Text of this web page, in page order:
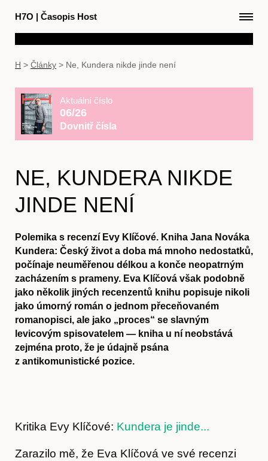
H7O | Časopis Host
H > Články > Ne, Kundera nikde jinde není
Aktuální číslo
06/26
Dovnitř čísla
NE, KUNDERA NIKDE
JINDE NENÍ
Polemika s recenzí Evy Klíčové. Kniha Jana Nováka
Kundera: Český život a doba má mnoho nedostatků,
počínaje neuměřenou délkou a konče neopatrným
zacházením s prameny. Eva Klíčová však podobně
jako několik jiných recenzentů knihu popisuje nikoli
jako úmorný román o jednom přeceňovaném
romanopisci, ale jako „proces“ se slavným
levicovým spisovatelem — kniha u ní neobstává
zejména proto, že je údajně psána
z antikomunistické pozice.
Kritika Evy Klíčové: Kundera je jinde...
Zarazilo mě, že Eva Klíčová ve své recenzi